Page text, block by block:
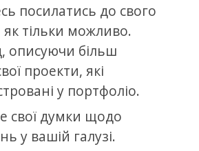
посилатись до свого
як тільки можливо.
описуючи більш
проекти, які
у портфоліо.
свої думки щодо
у вашій галузі.